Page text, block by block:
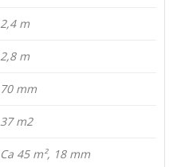
2,4 m
2,8 m
70 mm
37 m2
Ca 45 m², 18 mm